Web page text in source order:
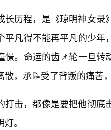
长历程，是《琼明神女
平凡得不能再平凡的少
憬。命运的齿📌轮一旦
散，承📝受了背叛的痛苦
打击，都像是要把他彻底
。